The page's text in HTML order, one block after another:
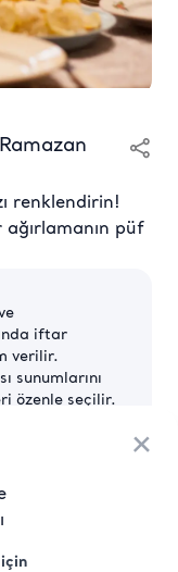
×
renklendirin!
püf
iftar
verilir.
sunumlarını
özenle seçilir.
tüm
ve İpuçları
menüsü